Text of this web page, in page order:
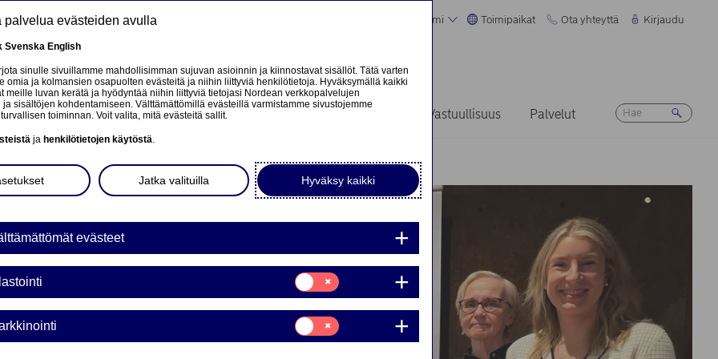
Suomi Toimipaikat Ota yhteyttä Kirjaudu
Tietoa meistä Sijoittajat Uutiset & analyysit Vastuullisuus Palvelut
palvelua evästeiden avulla
Svenska English
sinulle sivuillamme mahdollisimman sujuvan asioinnin ja kiinnostavat sisällöt. Tätä varten
omia ja kolmansien osapuolten evästeitä ja niihin liittyviä henkilötietoja. Hyväksymällä kaikki
meille luvan kerätä ja hyödyntää niihin liittyviä tietojasi Nordean verkkopalvelujen
ja sisältöjen kohdentamiseen. Välttämättömillä evästeillä varmistamme sivustojemme
toiminnan. Voit valita, mitä evästeitä sallit.
ja henkilötietojen käytöstä.
Hyväksy kaikki
Jatka valituilla
evästeet
Suostumusvalinta:
Tilastointi
Suostumusvalinta:
Markkinointi